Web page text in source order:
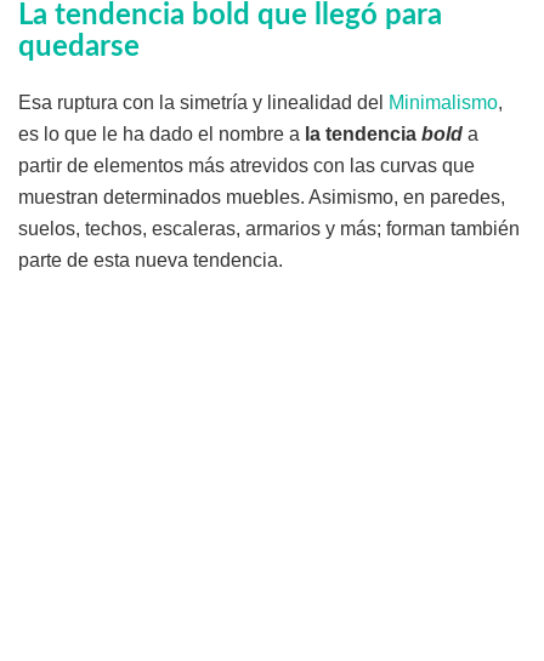
La tendencia bold que llegó para
quedarse
Esa ruptura con la simetría y linealidad del Minimalismo,
es lo que le ha dado el nombre a la tendencia bold a
partir de elementos más atrevidos con las curvas que
muestran determinados muebles. Asimismo, en paredes,
suelos, techos, escaleras, armarios y más; forman también
parte de esta nueva tendencia.